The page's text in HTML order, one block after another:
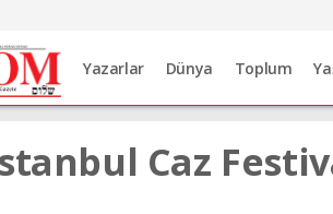
Yazarlar Dünya Toplum
Caz